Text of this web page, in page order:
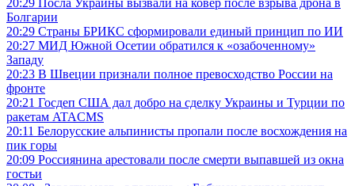
20:29 Посла Украины вызвали на ковер после взрыва дрона в
Болгарии
20:29 Страны БРИКС сформировали единый принцип по ИИ
20:27 МИД Южной Осетии обратился к «озабоченному»
Западу
20:23 В Швеции признали полное превосходство России на
фронте
20:21 Госдеп США дал добро на сделку Украины и Турции по
ракетам ATACMS
20:11 Белорусские альпинисты пропали после восхождения на
пик горы
20:09 Россиянина арестовали после смерти выпавшей из окна
гостьи